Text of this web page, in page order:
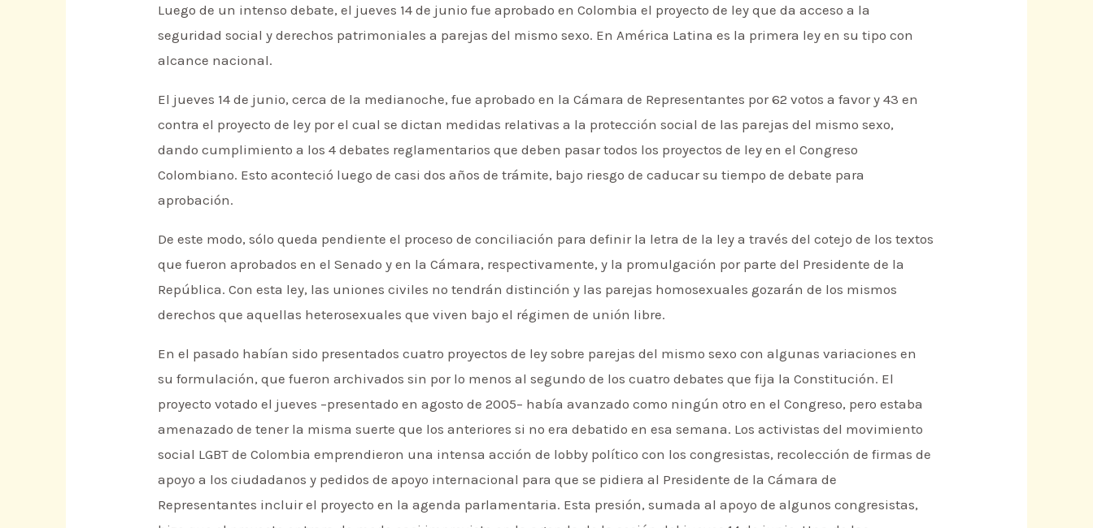
Luego de un intenso debate, el jueves 14 de junio fue aprobado en Colombia el proyecto de ley que da acceso a la
seguridad social y derechos patrimoniales a parejas del mismo sexo. En América Latina es la primera ley en su tipo con
alcance nacional.
El jueves 14 de junio, cerca de la medianoche, fue aprobado en la Cámara de Representantes por 62 votos a favor y 43 en
contra el proyecto de ley por el cual se dictan medidas relativas a la protección social de las parejas del mismo sexo,
dando cumplimiento a los 4 debates reglamentarios que deben pasar todos los proyectos de ley en el Congreso
Colombiano. Esto aconteció luego de casi dos años de trámite, bajo riesgo de caducar su tiempo de debate para
aprobación.
De este modo, sólo queda pendiente el proceso de conciliación para definir la letra de la ley a través del cotejo de los textos
que fueron aprobados en el Senado y en la Cámara, respectivamente, y la promulgación por parte del Presidente de la
República. Con esta ley, las uniones civiles no tendrán distinción y las parejas homosexuales gozarán de los mismos
derechos que aquellas heterosexuales que viven bajo el régimen de unión libre.
En el pasado habían sido presentados cuatro proyectos de ley sobre parejas del mismo sexo con algunas variaciones en
su formulación, que fueron archivados sin por lo menos al segundo de los cuatro debates que fija la Constitución. El
proyecto votado el jueves –presentado en agosto de 2005– había avanzado como ningún otro en el Congreso, pero estaba
amenazado de tener la misma suerte que los anteriores si no era debatido en esa semana. Los activistas del movimiento
social LGBT de Colombia emprendieron una intensa acción de lobby político con los congresistas, recolección de firmas de
apoyo a los ciudadanos y pedidos de apoyo internacional para que se pidiera al Presidente de la Cámara de
Representantes incluir el proyecto en la agenda parlamentaria. Esta presión, sumada al apoyo de algunos congresistas,